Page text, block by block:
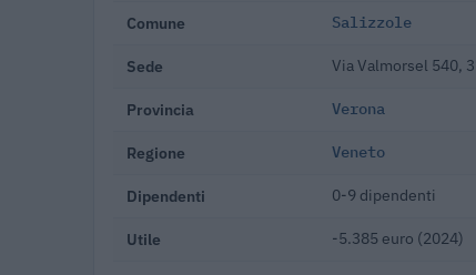
Comune Salizzole
Sede Via Valmorsel 540,
Provincia Verona
Regione Veneto
Dipendenti 0-9 dipendenti
Utile -5.385 euro (2024)